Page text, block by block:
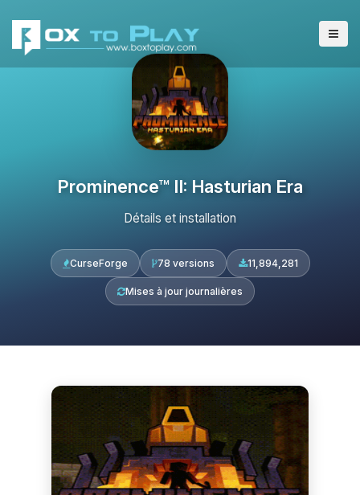
Prominence™ II: Hasturian Era
Détails et installation
CurseForge 78 versions 11,894,281
Mises à jour journalières